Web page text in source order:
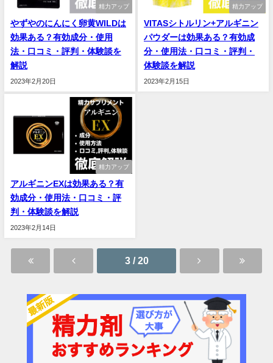
精力アップ
やずやのにんにく卵黄WILDは
効果ある？有効成分・使用
法・口コミ・評判・体験談を
解説
2023年2月20日
精力アップ
VITASシトルリン+アルギニン
パウダーは効果ある？有効成
分・使用法・口コミ・評判・
体験談を解説
2023年2月15日
精力アップ
アルギニンEXは効果ある？有
効成分・使用法・口コミ・評
判・体験談を解説
2023年2月14日
3 / 20